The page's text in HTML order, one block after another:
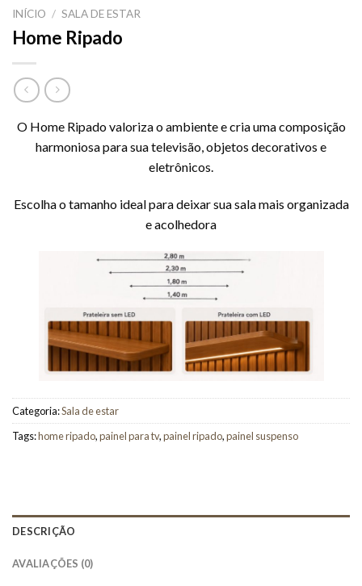
INÍCIO / SALA DE ESTAR
Home Ripado
O Home Ripado valoriza o ambiente e cria uma composição
harmoniosa para sua televisão, objetos decorativos e
eletrônicos.
Escolha o tamanho ideal para deixar sua sala mais organizada
e acolhedora
Categoria:Sala de estar
Tags:home ripado,painel para tv,painel ripado,painel suspenso
DESCRIÇÃO
AVALIAÇÕES (0)